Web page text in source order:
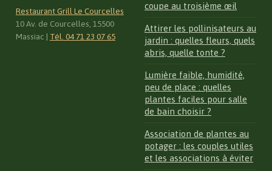
Restaurant Grill Le Courcelles
10 Av. de Courcelles, 15500
Massiac | Tél. 04 71 23 07 65
coupe au troisième œil
Attirer les pollinisateurs au
jardin : quelles fleurs, quels
abris, quelle tonte ?
Lumière faible, humidité,
peu de place : quelles
plantes faciles pour salle
de bain choisir ?
Association de plantes au
potager : les couples utiles
et les associations à éviter